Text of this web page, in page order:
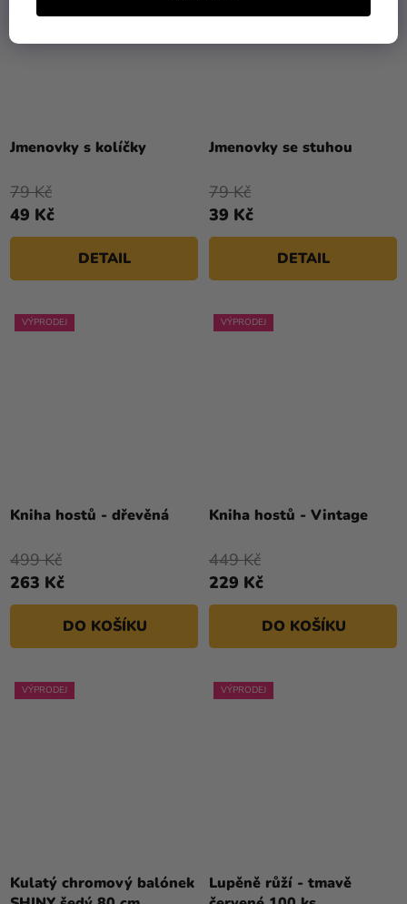
Jmenovky s kolíčky
49 Kč
79 Kč
DETAIL
Jmenovky se stuhou
39 Kč
79 Kč
DETAIL
VÝPRODEJ
Kniha hostů - dřevěná
263 Kč
499 Kč
DO KOŠÍKU
VÝPRODEJ
Kniha hostů - Vintage
229 Kč
449 Kč
DO KOŠÍKU
VÝPRODEJ
Kulatý chromový balónek
VÝPRODEJ
Lupěně růží - tmavě